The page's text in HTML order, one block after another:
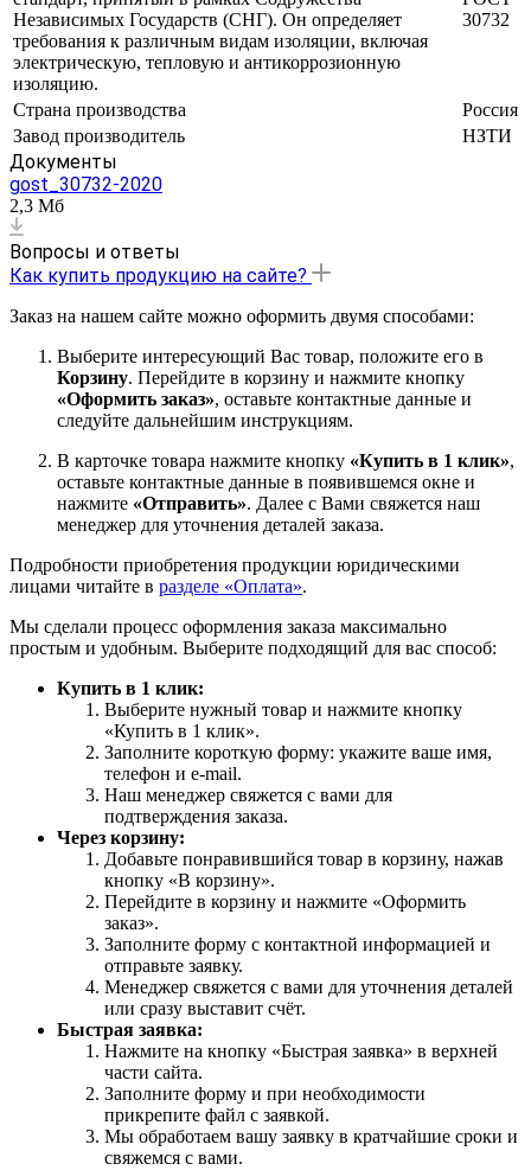
Независимых Государств (СНГ). Он определяет
требования к различным видам изоляции, включая
электрическую, тепловую и антикоррозионную
изоляцию.
30732
Страна производства
Россия
Завод производитель
НЗТИ
Документы
gost_30732-2020
2,3 Мб
Вопросы и ответы
Как купить продукцию на сайте?
Заказ на нашем сайте можно оформить двумя способами:
Выберите интересующий Вас товар, положите его в
Корзину. Перейдите в корзину и нажмите кнопку
«Оформить заказ», оставьте контактные данные и
следуйте дальнейшим инструкциям.
В карточке товара нажмите кнопку «Купить в 1 клик»,
оставьте контактные данные в появившемся окне и
нажмите «Отправить». Далее с Вами свяжется наш
менеджер для уточнения деталей заказа.
Подробности приобретения продукции юридическими
лицами читайте в разделе «Оплата».
Мы сделали процесс оформления заказа максимально
простым и удобным. Выберите подходящий для вас способ:
Купить в 1 клик:
Выберите нужный товар и нажмите кнопку
«Купить в 1 клик».
Заполните короткую форму: укажите ваше имя,
телефон и e-mail.
Наш менеджер свяжется с вами для
подтверждения заказа.
Через корзину:
Добавьте понравившийся товар в корзину, нажав
кнопку «В корзину».
Перейдите в корзину и нажмите «Оформить
заказ».
Заполните форму с контактной информацией и
отправьте заявку.
Менеджер свяжется с вами для уточнения деталей
или сразу выставит счёт.
Быстрая заявка:
Нажмите на кнопку «Быстрая заявка» в верхней
части сайта.
Заполните форму и при необходимости
прикрепите файл с заявкой.
Мы обработаем вашу заявку в кратчайшие сроки и
свяжемся с вами.